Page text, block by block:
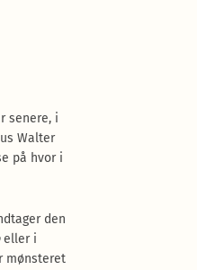
senere, i
Walter
på hvor i
den
eller i
mønsteret